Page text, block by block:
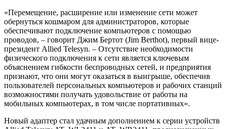
«Перемещение, расширение или изменение сети может
обернуться кошмаром для администраторов, которые
обеспечивают подключение компьютеров с помощью
проводов, – говорит Джим Бертот (Jim Berthot), первый вице-
президент Allied Telesyn. – Отсутствие необходимости
физического подключения к сети является ключевым
объяснением гибкости беспроводных сетей, и предприятия
признают, что они могут оказаться в выигрыше, обеспечив
пользователей персональных компьютеров и рабочих станций
возможностями получать удовольствие от работы на
мобильных компьютерах, в том числе портативных».
Новый адаптер стал удачным дополнением к серии устройств